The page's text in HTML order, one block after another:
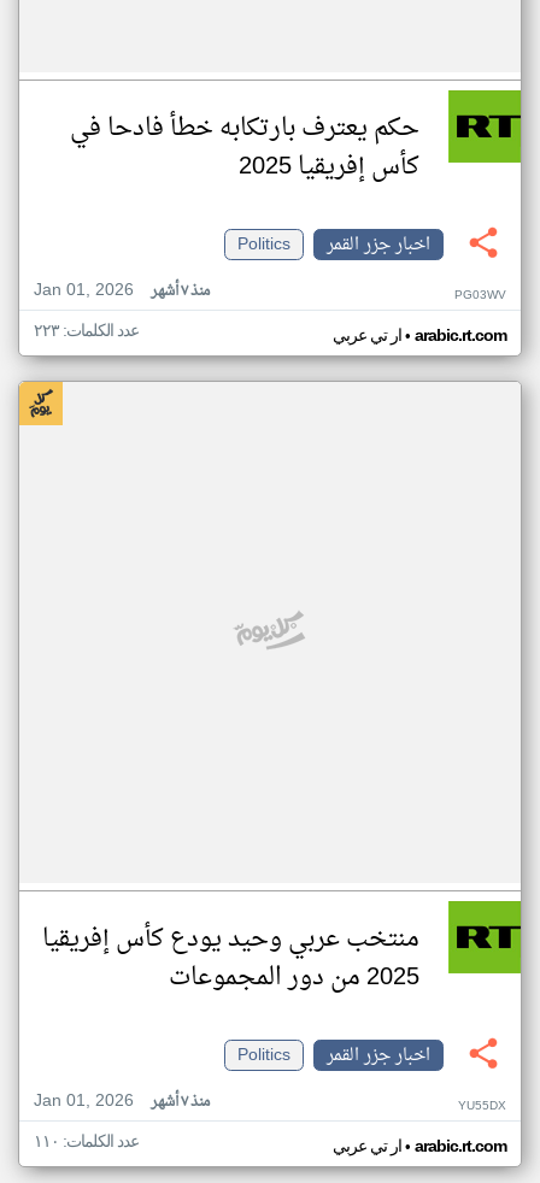
حكم يعترف بارتكابه خطأ فادحا في
كأس إفريقيا 2025
اخبار جزر القمر
Politics
Jan 01, 2026
منذ ٧ أشهر PG03WV
ار تي عربي• arabic.rt.com عدد الكلمات: ٢٢٣
منتخب عربي وحيد يودع كأس إفريقيا
2025 من دور المجموعات
اخبار جزر القمر
Politics
Jan 01, 2026
منذ ٧ أشهر YU55DX
ار تي عربي• arabic.rt.com عدد الكلمات: ١١٠